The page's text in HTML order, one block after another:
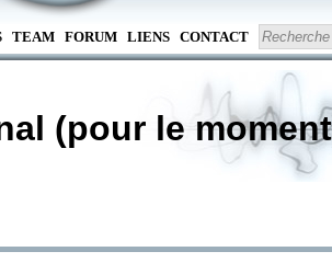
TEAM FORUM LIENS CONTACT
(pour le